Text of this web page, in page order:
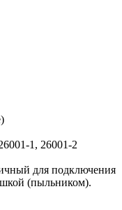
1, 26001-2
для подключения
(пыльником).